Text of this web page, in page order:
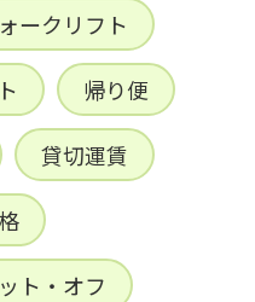
ークリフト
帰り便
貸切運賃
ト・オフ